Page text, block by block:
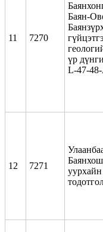
11 7270
Баян-
үр
L-47-
12 7271